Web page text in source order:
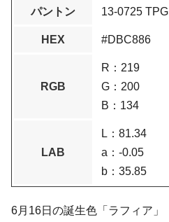
パントン 13-0725 TPG
HEX #DBC886
RGB
R：219
G：200
B：134
LAB
L：81.34
a：-0.05
b：35.85
6月16日の誕生色「ラフィア」